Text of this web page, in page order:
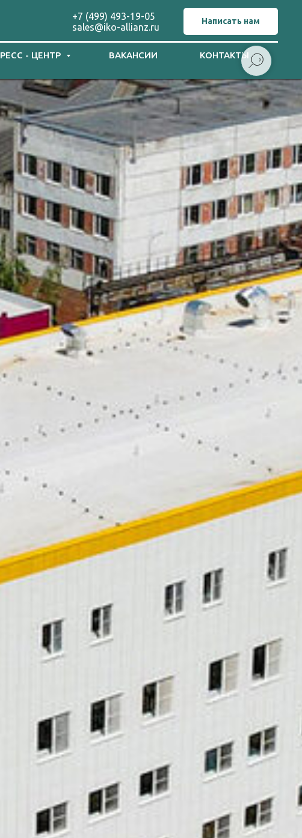
+7 (499) 493-19-05
sales@iko-allianz.ru
Написать нам
- ЦЕНТР ВАКАНСИИ
КОНТАКТЫ